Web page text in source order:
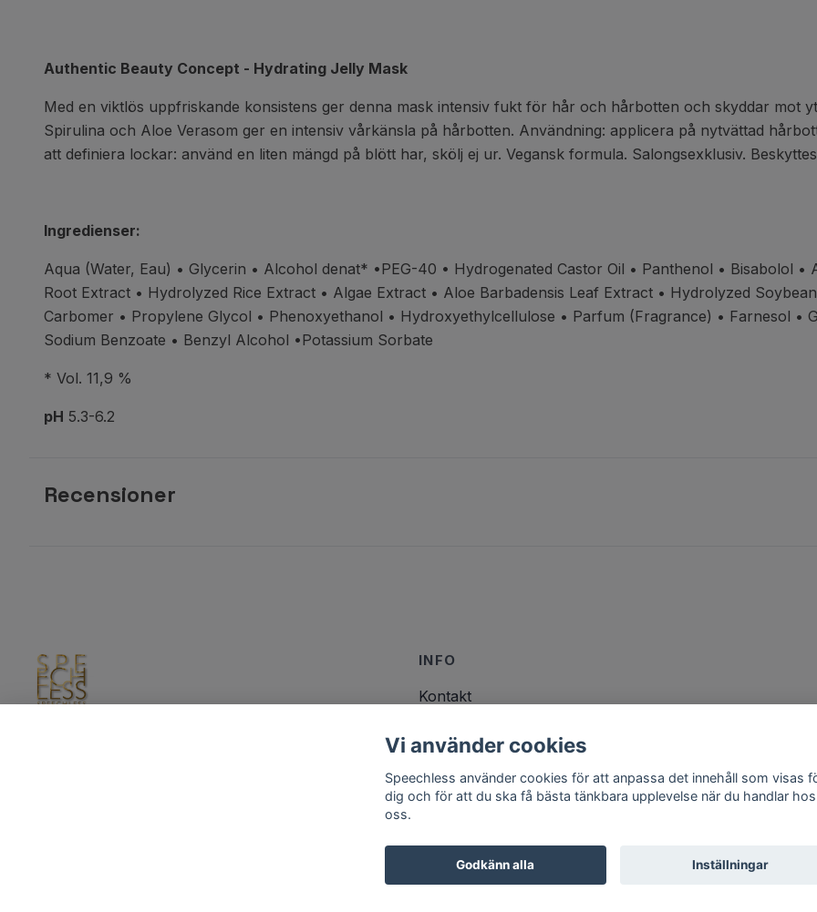
Authentic Beauty Concept - Hydrating Jelly Mask
Med en viktlös uppfriskande konsistens ger denna mask intensiv fukt för hår och hårbotten och skyddar mot
Spirulina och Aloe Verasom ger en intensiv vårkänsla på hårbotten. Användning: applicera på nytvättad
att definiera lockar: använd en liten mängd på blött har, skölj ej ur. Vegansk formula. Salongsexklusiv.
Ingredienser:
Aqua (Water, Eau) • Glycerin • Alcohol denat* •PEG-40 • Hydrogenated Castor Oil • Panthenol • Bisabolol •
Root Extract • Hydrolyzed Rice Extract • Algae Extract • Aloe Barbadensis Leaf Extract • Hydrolyzed
Carbomer • Propylene Glycol • Phenoxyethanol • Hydroxyethylcellulose • Parfum (Fragrance) • Farnesol •
Sodium Benzoate • Benzyl Alcohol •Potassium Sorbate
* Vol. 11,9 %
pH 5.3-6.2
Recensioner
INFO
Kontakt
Vi använder cookies
Speechless använder cookies för att anpassa det innehåll som visas
dig och för att du ska få bästa tänkbara upplevelse när du handlar hos
oss.
Godkänn alla Inställningar